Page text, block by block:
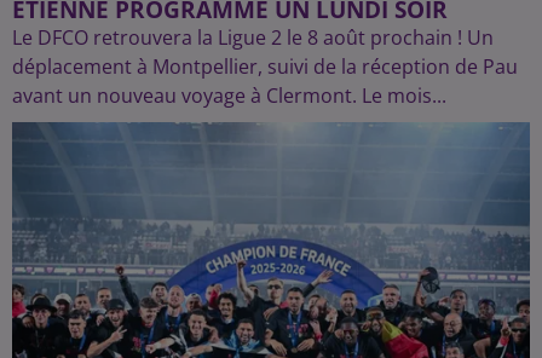
ETIENNE PROGRAMMÉ UN LUNDI SOIR
Le DFCO retrouvera la Ligue 2 le 8 août prochain ! Un
déplacement à Montpellier, suivi de la réception de Pau
avant un nouveau voyage à Clermont. Le mois...